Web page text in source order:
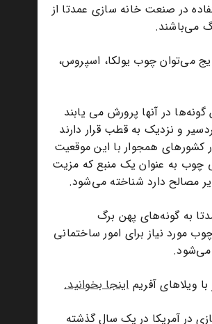
در صنعت خانه سازی عمدتا از
می‌باشند.
می‌توان چوب یولکا، اسپروس،
در آنها پرورش می یابند
و نزدیک به قطب قرار دارند
کشورهای همجوار با این موقعیت
چوب به عنوان یک منبع که مزیت
مصالح دارد شناخته می‌شود.
به گونه‌های پهن برگ
مورد نیاز برای امور ساختمانی
می‌شود.
ویلاهای آفریماینجا بخوانید.
در آمریکا در یک سال گذشته